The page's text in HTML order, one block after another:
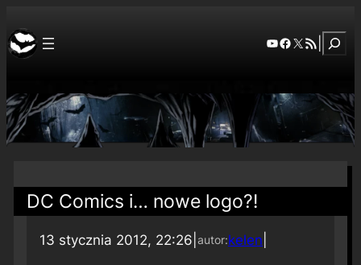
YouTube
Facebook
X RSS Feed
DC Comics i… nowe logo?!
13 stycznia 2012, 22:26 autor:kelen